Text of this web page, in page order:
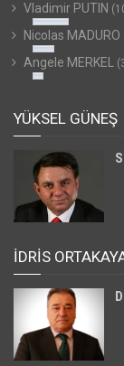
Vladimir PUTIN
Nicolas MADURO
Angele MERKEL
YÜKSEL GÜNEŞ
İDRİS